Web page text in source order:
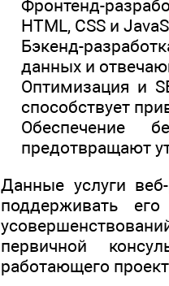
Фронтенд-
HTML, CSS и
Бэкенд-
данных и
Оптимизация и
способствует
Обеспечение
предотвращают
Данные услуги
поддерживать
первичной
работающего